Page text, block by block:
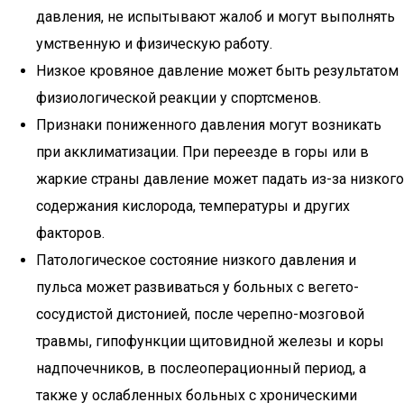
давления, не испытывают жалоб и могут выполнять
умственную и физическую работу.
Низкое кровяное давление может быть результатом
физиологической реакции у спортсменов.
Признаки пониженного давления могут возникать
при акклиматизации. При переезде в горы или в
жаркие страны давление может падать из-за низкого
содержания кислорода, температуры и других
факторов.
Патологическое состояние низкого давления и
пульса может развиваться у больных с вегето-
сосудистой дистонией, после черепно-мозговой
травмы, гипофункции щитовидной железы и коры
надпочечников, в послеоперационный период, а
также у ослабленных больных с хроническими